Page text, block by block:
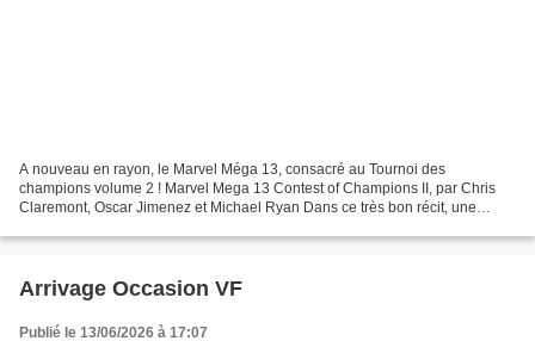
A nouveau en rayon, le Marvel Méga 13, consacré au Tournoi des
champions volume 2 ! Marvel Mega 13 Contest of Champions II, par Chris
Claremont, Oscar Jimenez et Michael Ryan Dans ce très bon récit, une
Arrivage Occasion VF
Publié le 13/06/2026 à 17:07